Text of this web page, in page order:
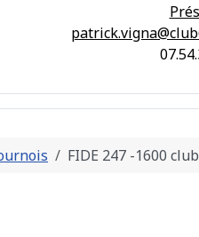
FIDE 247 -1600